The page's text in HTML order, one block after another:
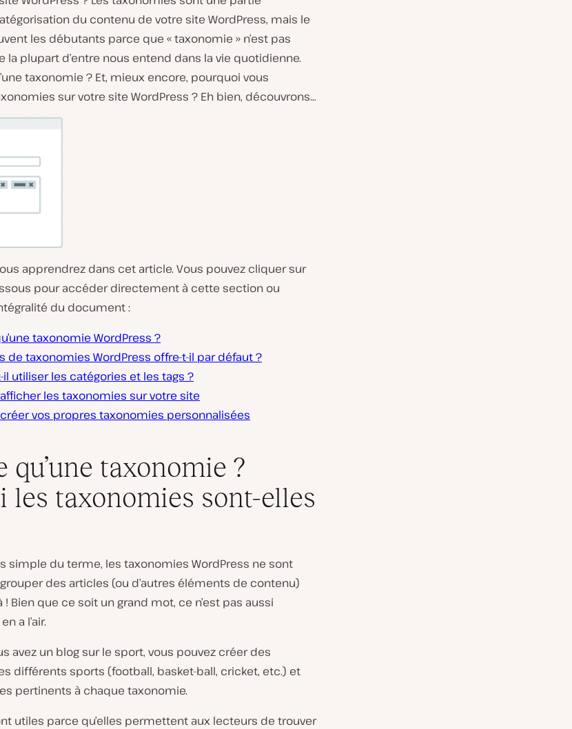
du contenu de votre site WordPress, mais le
les débutants parce que « taxonomie » n’est pas
la plupart d’entre nous entend dans la vie quotidienne.
taxonomie ? Et, mieux encore, pourquoi vous
sur votre site WordPress ? Eh bien, découvrons…
apprendrez dans cet article. Vous pouvez cliquer sur
pour accéder directement à cette section ou
du document :
taxonomie WordPress ?
de taxonomies WordPress offre-t-il par défaut ?
il utiliser les catégories et les tags ?
les taxonomies sur votre site
vos propres taxonomies personnalisées
qu’une taxonomie ?
les taxonomies sont-elles
simple du terme, les taxonomies WordPress ne sont
des articles (ou d’autres éléments de contenu)
! Bien que ce soit un grand mot, ce n’est pas aussi
a l’air.
avez un blog sur le sport, vous pouvez créer des
différents sports (football, basket-ball, cricket, etc.) et
pertinents à chaque taxonomie.
utiles parce qu’elles permettent aux lecteurs de trouver